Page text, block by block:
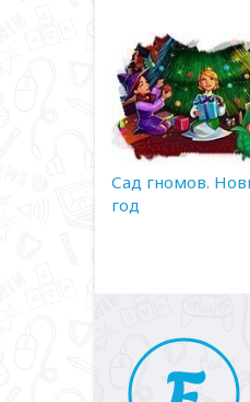
Сад гномов.
год